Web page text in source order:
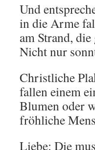
Und
in die Arme
am Strand,
Nicht nur
Christliche
fallen einem
Blumen oder
fröhliche
Liebe: Die